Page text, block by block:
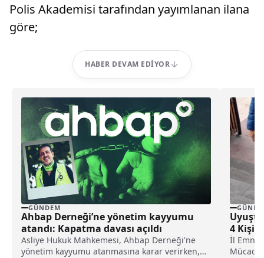
Polis Akademisi tarafından yayımlanan ilana
göre;
HABER DEVAM EDIYOR
GÜNDEM
Ahbap Derneği’ne yönetim kayyumu
atandı: Kapatma davası açıldı
Asliye Hukuk Mahkemesi, Ahbap Derneği'ne
yönetim kayyumu atanmasına karar verirken,
4
İl